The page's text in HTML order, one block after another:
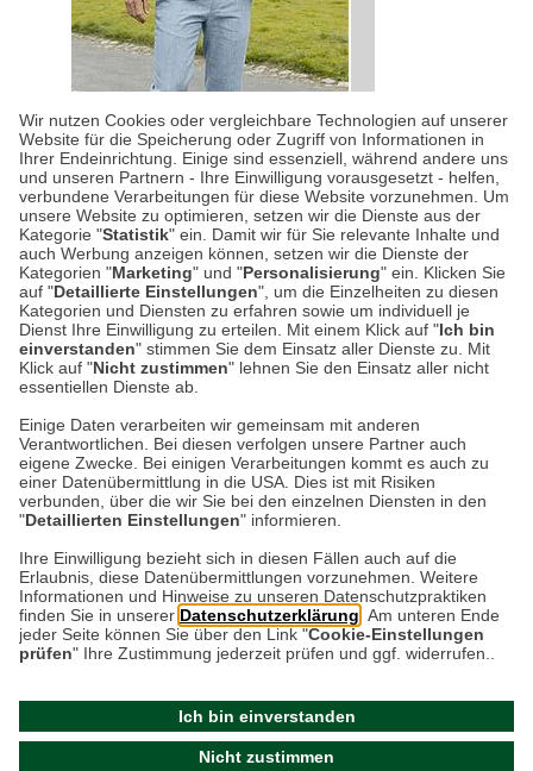
Wir nutzen Cookies oder vergleichbare Technologien auf unserer
Website für die Speicherung oder Zugriff von Informationen in
Ihrer Endeinrichtung. Einige sind essenziell, während andere uns
und unseren Partnern - Ihre Einwilligung vorausgesetzt - helfen,
verbundene Verarbeitungen für diese Website vorzunehmen. Um
unsere Website zu optimieren, setzen wir die Dienste aus der
Kategorie "Statistik" ein. Damit wir für Sie relevante Inhalte und
auch Werbung anzeigen können, setzen wir die Dienste der
Kategorien "Marketing" und "Personalisierung" ein. Klicken Sie
auf "Detaillierte Einstellungen", um die Einzelheiten zu diesen
Kategorien und Diensten zu erfahren sowie um individuell je
Dienst Ihre Einwilligung zu erteilen. Mit einem Klick auf "Ich bin
einverstanden" stimmen Sie dem Einsatz aller Dienste zu. Mit
Klick auf "Nicht zustimmen" lehnen Sie den Einsatz aller nicht
essentiellen Dienste ab.
Einige Daten verarbeiten wir gemeinsam mit anderen
Verantwortlichen. Bei diesen verfolgen unsere Partner auch
eigene Zwecke. Bei einigen Verarbeitungen kommt es auch zu
einer Datenübermittlung in die USA. Dies ist mit Risiken
verbunden, über die wir Sie bei den einzelnen Diensten in den
"Detaillierten Einstellungen" informieren.
Ihre Einwilligung bezieht sich in diesen Fällen auch auf die
Erlaubnis, diese Datenübermittlungen vorzunehmen. Weitere
Informationen und Hinweise zu unseren Datenschutzpraktiken
finden Sie in unserer Datenschutzerklärung . Am unteren Ende
jeder Seite können Sie über den Link "Cookie-Einstellungen
prüfen" Ihre Zustimmung jederzeit prüfen und ggf. widerrufen..
Ich bin einverstanden
Nicht zustimmen
DESIGN-KLASSIKER| 24.05.2026|VON SUSANNE
ARNOLD
Hut ab, Großbritannien!
Großbritannien ist das Land der Hüte! So
vermitteln es uns Magazine, Blogs, soziale
Medien und das Fernsehen. In unserer
Vorstellung tragen Britinnen…
Weiterlesen
Datenschutz Impressum
Kontakt
Netiquette